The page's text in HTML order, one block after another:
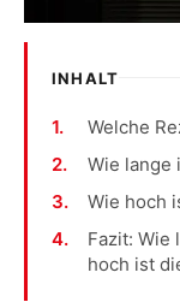
INHALT
Welche
Wie lange
Wie hoch
Fazit: Wie
hoch ist